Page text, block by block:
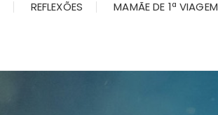
REFLEXÕES MAMÃE DE 1ª VIAGEM